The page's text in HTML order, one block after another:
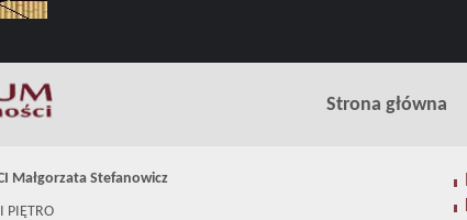
Strona główna
Małgorzata Stefanowicz
PIĘTRO